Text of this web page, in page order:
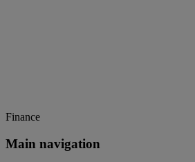
Finance
Main navigation